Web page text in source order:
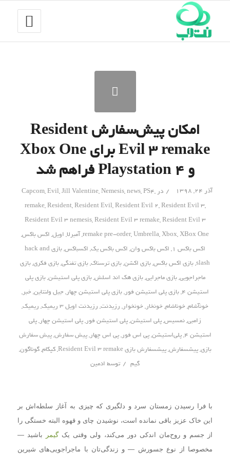
امکان پیش‌سفارش Resident
Evil 3 remake برای Xbox One
و Playstation 4 فراهم شد
آذر ۲۴, ۱۳۹۸ / در Capcom,Evil,Jill Valentine,Nemesis,news,PS4,
remake,Resident,Resident Evil,Resident Evil 2,Resident Evil 3,
Resident Evil 3 nemesis,Resident Evil 3 remake,Resident Evil 3
remake pre-order,Umbrella,Xbox,XBox One
,آمبرلا, اویل, اکس باکس,
اکس باکس 1 , اکس باکس وان, اکس باکس یک, اکسباکس,
بازی hack and
slash
,بازی اکس باکس,بازی اکشن,بازی ترسناک,بازی تفنگی,بازی فکری,بازی
ماجراجویی,بازی ماجرایی,بازی هک اند اسلش,بازی پلی استیشن,بازی پلی
استیشن 4 ,بازی پلی استیشن فور,بازی پلی استیشن چهار,جیل ولنتاین,خبر,
خونآشام,خوناشام,خونخار,خونخوار, رزیدنت, رزیدنت اویل 3 ریمیک , ریمیک,
زامبی,نمسیس,پلی استیشن,پلی استیشن فور,پلی استیشن چهار,پلی‌
استیشن 4 ,پلی‌استیشن,پی اس فور,پی اس چهار,پیش سفارش,پیش سفارش
بازی,پیشسفارش,پیشسفارش بازی Resident Evil 3 remake ,کپکام,گوناگون,
گیم / توسط ادمین
با فرا رسیدن زمستان سرد و دلگیری که چیزی به آغاز سلطه‌اش بر
این خاک عزیز باقی نمانده است، نوشیدن چای و قهوه البته خستگی را
از جسم و روح‌مان اندکی دور می‌کند، ولی وقتی یکگیمر
باشید —
مخصوصا از نوع جسورش — و زندگی‌تان با ماجراجویی‌های شیرین